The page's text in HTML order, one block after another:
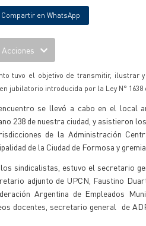
Compartir en WhatsApp
tuvo el objetivo de transmitir,
jubilatorio introducida por la Ley N°
se llevó a cabo en el local
238 de nuestra ciudad, y asistieron
de la Administración
de la Ciudad de Formosa y
sindicalistas, estuvo el secretario
adjunto de UPCN, Faustino
Argentina de Empleados
docentes, secretario general de